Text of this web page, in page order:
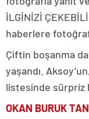
İLGİNİZİ
haberlere
Çiftin boşanma
yaşandı.
listesinde sürpriz
OKAN BURUK